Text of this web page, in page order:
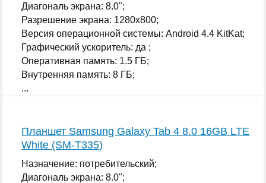
Диагональ экрана: 8.0";
Разрешение экрана: 1280x800;
Версия операционной системы: Android 4.4 KitKat;
Графический ускоритель: да ;
Оперативная память: 1.5 ГБ;
Внутренняя память: 8 ГБ;
...
Планшет Samsung Galaxy Tab 4 8.0 16GB LTE
White (SM-T335)
Назначение: потребительский;
Диагональ экрана: 8.0";